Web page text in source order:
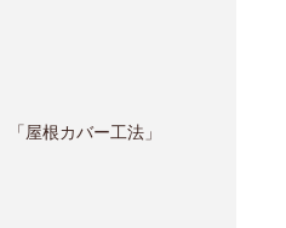
「屋根カバー工法」